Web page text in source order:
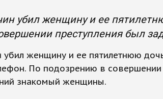
убил женщину и ее
преступления был
убил женщину и ее пятилетнюю
По подозрению в совершении
знакомый женщины.